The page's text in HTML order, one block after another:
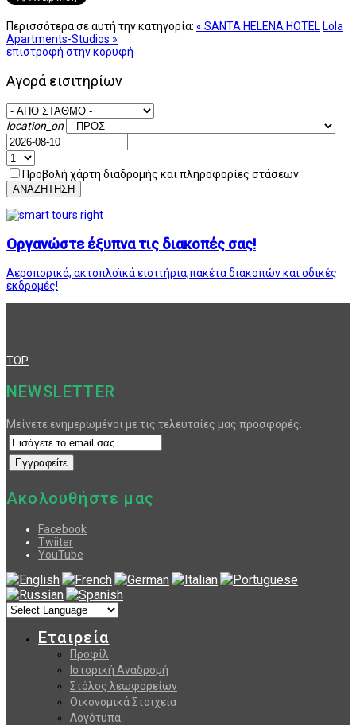
Περισσότερα σε αυτή την κατηγορία: « SANTA HELENA HOTEL Lola
Apartments-Studios »
επιστροφή στην κορυφή
Αγορά εισιτηρίων
location_on
Προβολή χάρτη διαδρομής και πληροφορίες στάσεων
ΑΝΑΖΗΤΗΣΗ
Οργανώστε έξυπνα τις διακοπές σας!
Αεροπορικά, ακτοπλοϊκά εισιτήρια,πακέτα διακοπών και οδικές
εκδρομές!
TOP
NEWSLETTER
Μείνετε ενημερωμένοι με τις τελευταίες μας προσφορές.
Ακολουθήστε μας
Facebook
Twiiter
YouTube
Εταιρεία
Προφίλ
Ιστορική Αναδρομή
Στόλος λεωφορείων
Οικονομικά Στοιχεία
Λογότυπα